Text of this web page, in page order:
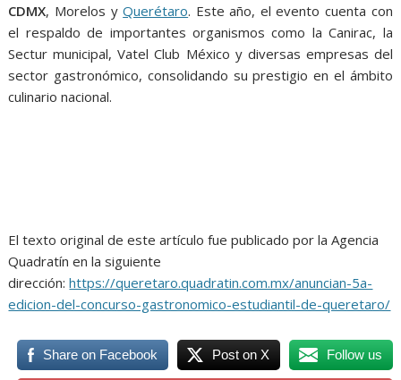
CDMX, Morelos yQuerétaro. Este año, el evento cuenta con
el respaldo de importantes organismos como la Canirac, la
Sectur municipal, Vatel Club México y diversas empresas del
sector gastronómico, consolidando su prestigio en el ámbito
culinario nacional.
El texto original de este artículo fue publicado por la Agencia
Quadratín en la siguiente
dirección:https://queretaro.quadratin.com.mx/anuncian-5a-
edicion-del-concurso-gastronomico-estudiantil-de-queretaro/
Share on Facebook Post on X Follow us